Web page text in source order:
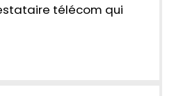
télécom qui